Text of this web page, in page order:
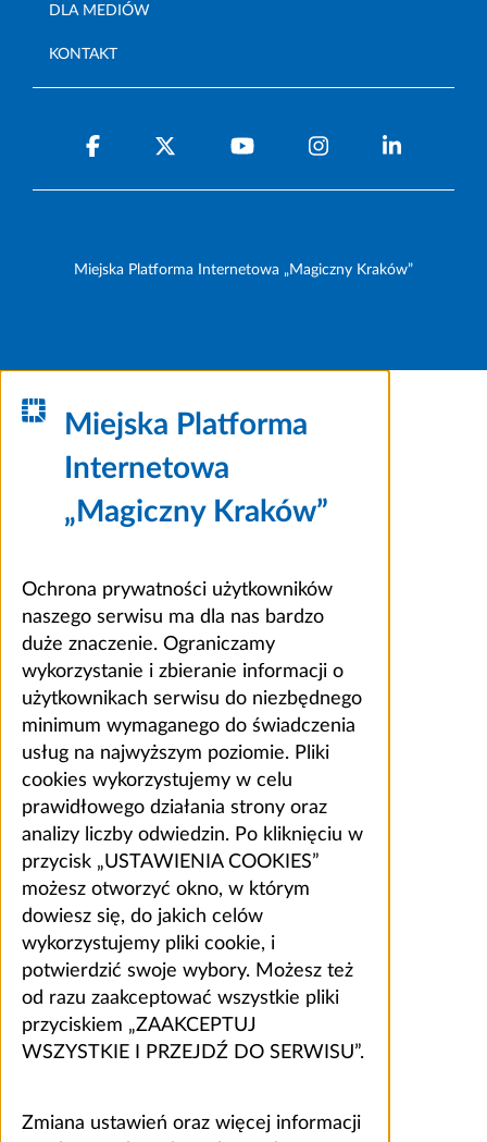
DLA MEDIÓW
KONTAKT
Miejska Platforma Internetowa „Magiczny Kraków”
Miejska Platforma
Internetowa
„Magiczny Kraków”
Ochrona prywatności użytkowników
naszego serwisu ma dla nas bardzo
duże znaczenie. Ograniczamy
wykorzystanie i zbieranie informacji o
użytkownikach serwisu do niezbędnego
minimum wymaganego do świadczenia
usług na najwyższym poziomie. Pliki
cookies wykorzystujemy w celu
prawidłowego działania strony oraz
analizy liczby odwiedzin. Po kliknięciu w
przycisk „USTAWIENIA COOKIES”
możesz otworzyć okno, w którym
dowiesz się, do jakich celów
wykorzystujemy pliki cookie, i
potwierdzić swoje wybory. Możesz też
od razu zaakceptować wszystkie pliki
przyciskiem „ZAAKCEPTUJ
WSZYSTKIE I PRZEJDŹ DO SERWISU”.
Zmiana ustawień oraz więcej informacji